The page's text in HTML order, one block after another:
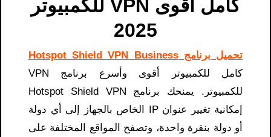
كامل أقوى VPN للكمبيوتر
2025
تحميل برنامج Hotspot Shield VPN Business
كامل للكمبيوتر أقوى وأسرع برنامج VPN
للكمبيوتر. يمنحك برنامج Hotspot Shield VPN
إمكانية تغيير عنوان IP الخاص بالجهاز إلى أي دولة
أو دولة بنقرة واحدة، وتصفح المواقع المختلفة على